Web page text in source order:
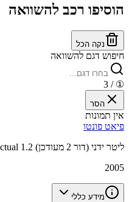
הוסיפו רכב להשוואה
נקה הכל
חיפוש דגם להשוואה
①
/ 3
הסר
אין תמונות
פיאט פונטו
Actual 1.2 ליטר ידני (דור 2 מעודכן)
2005
מידע כללי